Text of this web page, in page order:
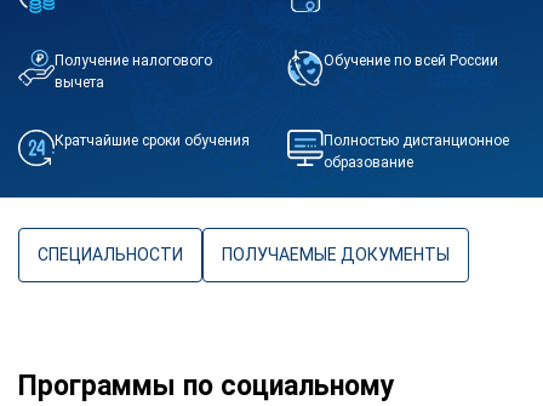
Получение налогового
вычета
Обучение по всей России
Кратчайшие сроки обучения
Полностью дистанционное
образование
СПЕЦИАЛЬНОСТИ ПОЛУЧАЕМЫЕ ДОКУМЕНТЫ
Программы по социальному